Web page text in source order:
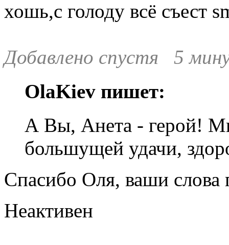
хошь,с голоду всё съест
Добавлено спустя 5
OlaKiev пишет:
А Вы, Анета - герой!
большущей удачи,
Спасибо Оля, ваши
Неактивен